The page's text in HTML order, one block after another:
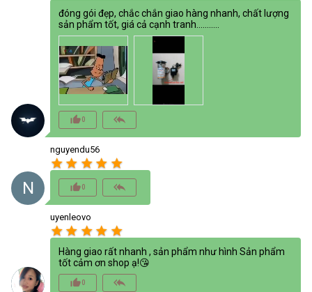
đóng gói đẹp, chắc chắn giao hàng nhanh, chất lượng
sản phẩm tốt, giá cả cạnh tranh...........
thumb_up_alt0 reply_all
N
nguyendu56
star star star star star
thumb_up_alt0 reply_all
uyenleovo
star star star star star
Hàng giao rất nhanh , sản phẩm như hình Sản phẩm
tốt cảm ơn shop ạ!😘
thumb_up_alt0 reply_all